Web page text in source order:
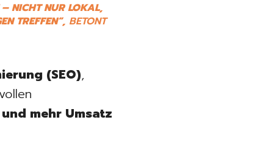
– NICHT NUR LOKAL,
TREFFEN“,BETONT
(SEO),
mehr Umsatz